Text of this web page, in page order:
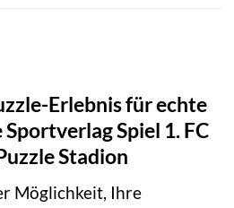
Erlebnis für echte
Spiel 1. FC
Stadion
Möglichkeit, Ihre